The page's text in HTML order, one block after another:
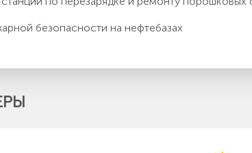
безопасности на нефтебазах